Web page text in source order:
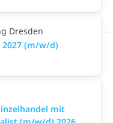
Dresden
(m/w/d)
mit